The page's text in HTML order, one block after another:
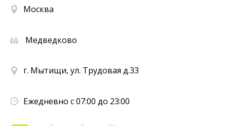
Москва
Медведково
г. Мытищи, ул. Трудовая д.33
Ежедневно с 07:00 до 23:00